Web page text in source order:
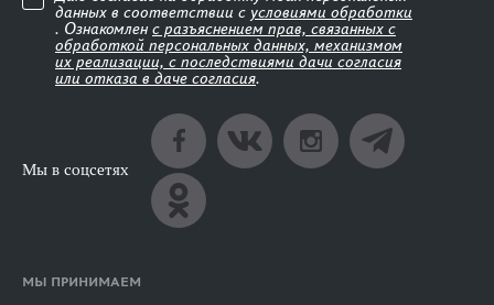
данных в соответствии с условиями обработки
. Ознакомлен с разъяснением прав, связанных с
обработкой персональных данных, механизмом
их реализации, с последствиями дачи согласия
или отказа в даче согласия.
Мы в соцсетях
МЫ ПРИНИМАЕМ